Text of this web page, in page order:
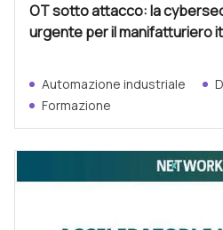
OT sotto attacco: la
urgente per il manifatturiero
Automazione industriale
Formazione